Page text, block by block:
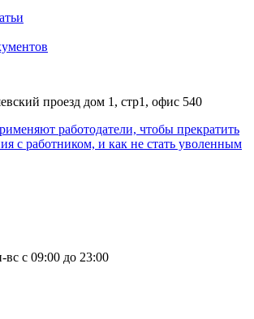
проезд дом 1, стр1, офис 540
вс с 09:00 до 23:00